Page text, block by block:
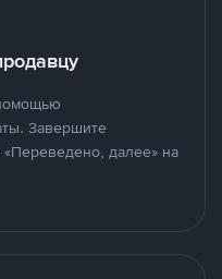
Завершите
далее» на